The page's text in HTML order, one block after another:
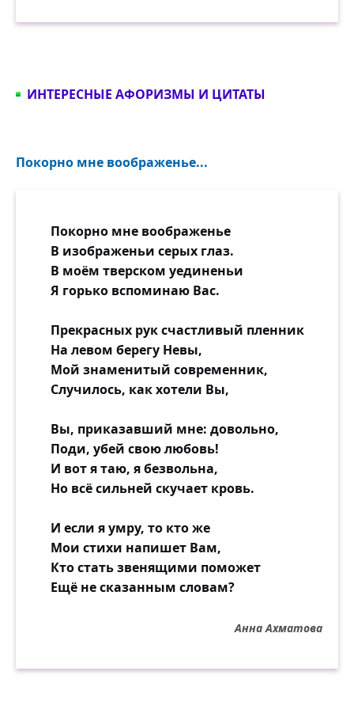
И как трудно вернуть назад!
Ну совсем такой, как и ныне.
Кроме самой пустой гордыни!
В синеву, в тишину, в листву
Шла ты медленно по дорожке,
Как-то трепетно и сторожко —
Вдруг одумаюсь, позову...
Пёстрый, вьюжистый листопад,
Паутинки дрожат и тают,
Листья падают, шелестят
И следы твои покрывают.
А вокруг и свежо, и пряно,
Всё купается в бликах света,
Как "В Сокольниках" Левитана,
Только женской фигурки нету...
И сейчас тут, как в тот же день,
Всё пылает и золотится.
Только горечь в душе, как тень,
ИНТЕРЕСНЫЕ АФОРИЗМЫ И ЦИТАТЫ
Покорно мне воображенье...
Покорно мне воображенье
В изображеньи серых глаз.
В моём тверском уединеньи
Я горько вспоминаю Вас.
Прекрасных рук счастливый пленник
На левом берегу Невы,
Мой знаменитый современник,
Случилось, как хотели Вы,
Вы, приказавший мне: довольно,
Поди, убей свою любовь!
И вот я таю, я безвольна,
Но всё сильней скучает кровь.
И если я умру, то кто же
Мои стихи напишет Вам,
Кто стать звенящими поможет
Ещё не сказанным словам?
Анна Ахматова